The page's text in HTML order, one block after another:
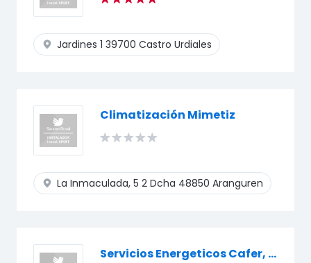
Jardines 1 39700 Castro Urdiales
Climatización Mimetiz
La Inmaculada, 5 2 Dcha 48850 Aranguren
Servicios Energeticos Cafer, S.L.